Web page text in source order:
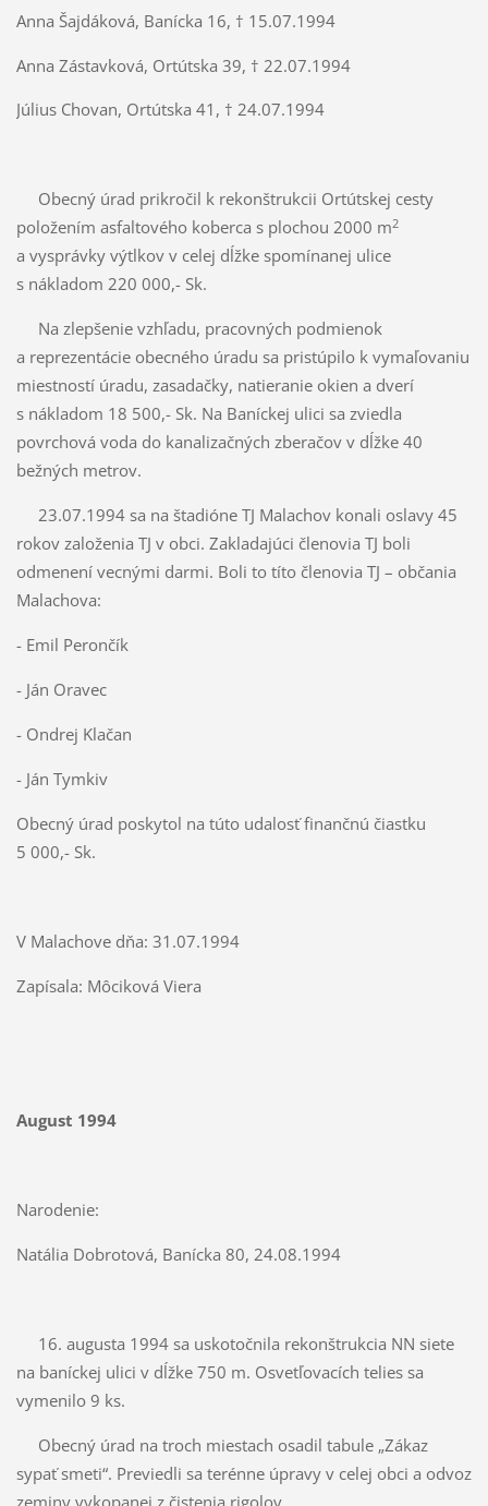
Anna Šajdáková, Banícka 16, † 15.07.1994
Anna Zástavková, Ortútska 39, † 22.07.1994
Július Chovan, Ortútska 41, † 24.07.1994
Obecný úrad prikročil k rekonštrukcii Ortútskej cesty
položením asfaltového koberca s plochou 2000 m2
a vysprávky výtlkov v celej dĺžke spomínanej ulice
s nákladom 220 000,- Sk.
Na zlepšenie vzhľadu, pracovných podmienok
a reprezentácie obecného úradu sa pristúpilo k vymaľovaniu
miestností úradu, zasadačky, natieranie okien a dverí
s nákladom 18 500,- Sk. Na Baníckej ulici sa zviedla
povrchová voda do kanalizačných zberačov v dĺžke 40
bežných metrov.
23.07.1994 sa na štadióne TJ Malachov konali oslavy 45
rokov založenia TJ v obci. Zakladajúci členovia TJ boli
odmenení vecnými darmi. Boli to títo členovia TJ – občania
Malachova:
- Emil Perončík
- Ján Oravec
- Ondrej Klačan
- Ján Tymkiv
Obecný úrad poskytol na túto udalosť finančnú čiastku
5 000,- Sk.
V Malachove dňa: 31.07.1994
Zapísala: Môciková Viera
August 1994
Narodenie:
Natália Dobrotová, Banícka 80, 24.08.1994
16. augusta 1994 sa uskotočnila rekonštrukcia NN siete
na baníckej ulici v dĺžke 750 m. Osvetľovacích telies sa
vymenilo 9 ks.
Obecný úrad na troch miestach osadil tabule „Zákaz
sypať smeti“. Previedli sa terénne úpravy v celej obci a odvoz